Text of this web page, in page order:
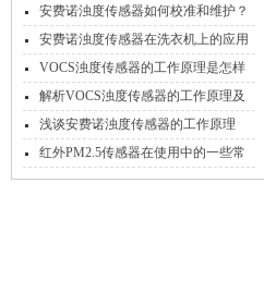
的关系是怎样的？
安费诺浊度传感器如何校准和维护？
安费诺浊度传感器在洗衣机上的应用
及注意事项
VOCS浊度传感器的工作原理是怎样
的？
解析VOCS浊度传感器的工作原理及
特性
浅谈安费诺浊度传感器的工作原理
红外PM2.5传感器在使用中的一些常
见注意事项